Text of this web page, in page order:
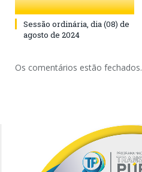
Sessão ordinária, dia (08) de
agosto de 2024
Os comentários estão fechados.